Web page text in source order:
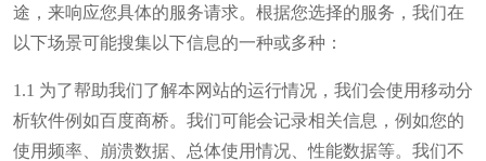
途，来响应您具体的服务请求。根据您选择的服务，我们在
以下场景可能搜集以下信息的一种或多种：
1.1 为了帮助我们了解本网站的运行情况，我们会使用移动分
析软件例如百度商桥。我们可能会记录相关信息，例如您的
使用频率、崩溃数据、总体使用情况、性能数据等。我们不